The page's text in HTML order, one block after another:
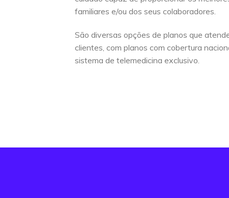
familiares e/ou dos seus colaboradores.
São diversas opções de planos que
clientes, com planos com cobertura
sistema de telemedicina exclusivo.